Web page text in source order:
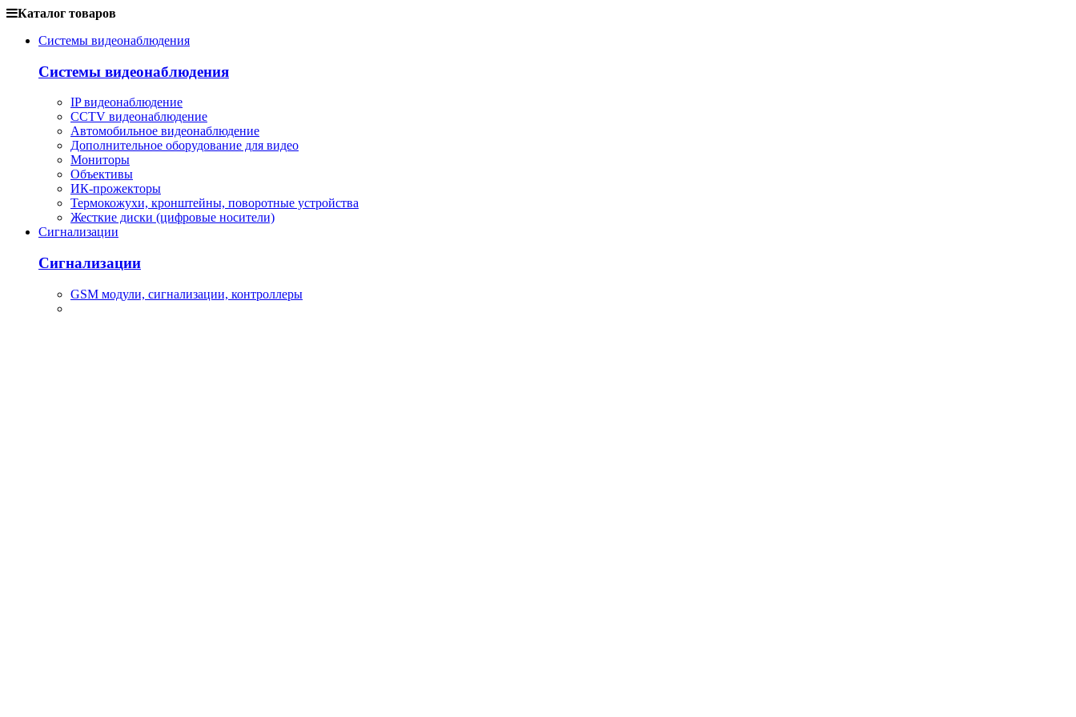
Каталог товаров
Системы видеонаблюдения
Системы видеонаблюдения
IP видеонаблюдение
CCTV видеонаблюдение
Автомобильное видеонаблюдение
Дополнительное оборудование для видео
Мониторы
Объективы
ИК-прожекторы
Термокожухи, кронштейны, поворотные устройства
Жесткие диски (цифровые носители)
Сигнализации
Сигнализации
GSM модули, сигнализации, контроллеры